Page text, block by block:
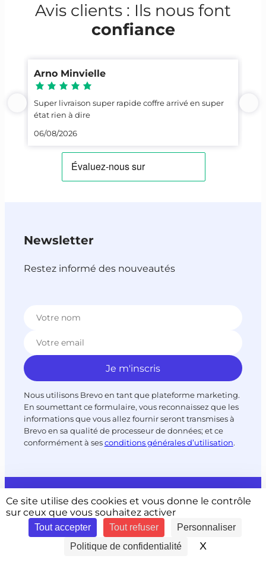
Ce site utilise des cookies et vous donne le contrôle
sur ceux que vous souhaitez activer
Tout accepter Tout refuser
Personnaliser
Politique de confidentialité
XMasquer le
Avis clients : Ils nous font
confiance
Arno Minvielle
Super livraison super rapide coffre arrivé en super
état rien à dire
06/08/2026
Newsletter
Restez informé des nouveautés
Nous utilisons Brevo en tant que plateforme marketing.
En soumettant ce formulaire, vous reconnaissez que les
informations que vous allez fournir seront transmises à
Brevo en sa qualité de processeur de données; et ce
conformément à sesconditions générales d’utilisation.
Paiement sécurisé